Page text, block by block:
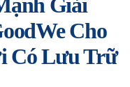
Cho
Có Lưu Trữ